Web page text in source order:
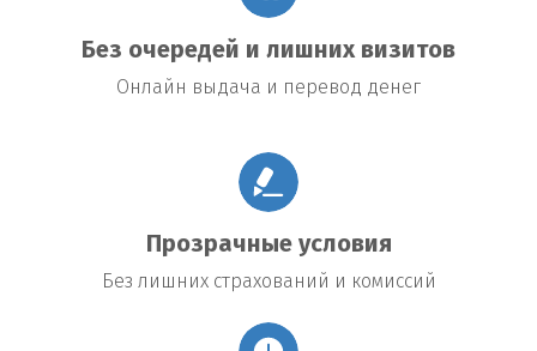
Без очередей и лишних визитов
Онлайн выдача и перевод денег
Прозрачные условия
Без лишних страхований и комиссий